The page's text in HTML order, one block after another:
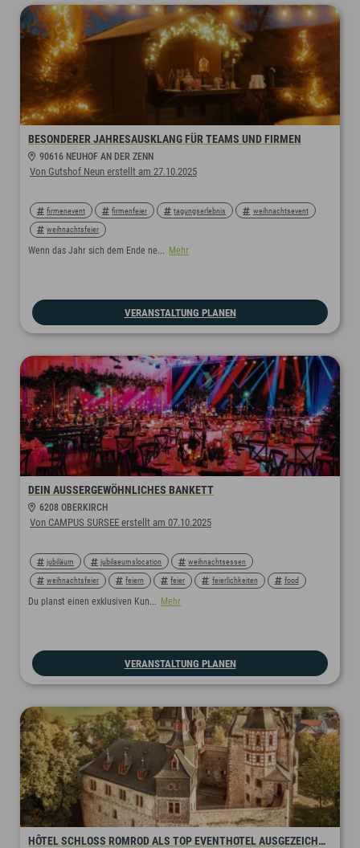
BESONDERER JAHRESAUSKLANG FÜR TEAMS UND FIRMEN
90616 NEUHOF AN DER ZENN
Von Gutshof Neun erstellt am 27.10.2025
firmenevent firmenfeier tagungserlebnis weihnachtsevent
weihnachtsfeier
Wenn das Jahr sich dem Ende ne... Mehr
VERANSTALTUNG PLANEN
DEIN AUSSERGEWÖHNLICHES BANKETT
6208 OBERKIRCH
Von CAMPUS SURSEE erstellt am 07.10.2025
jubiläum jubilaeumslocation weihnachtsessen
weihnachtsfeier feiern feier feierlichkeiten food
eventlocation eventprofis stehbuffet
Du planst einen exklusiven Kun... Mehr
VERANSTALTUNG PLANEN
HÔTEL SCHLOSS ROMROD ALS TOP EVENTHOTEL AUSGEZEICHNET!